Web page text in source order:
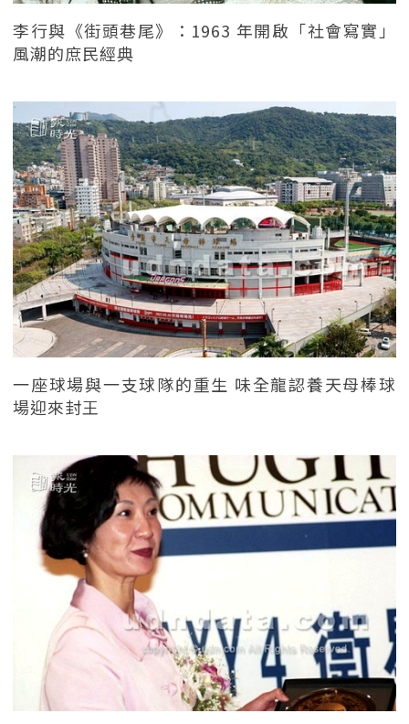
李行與《街頭巷尾》：1963 年開啟「社會寫實」
風潮的庶民經典
一座球場與一支球隊的重生 味全龍認養天母棒球
場迎來封王